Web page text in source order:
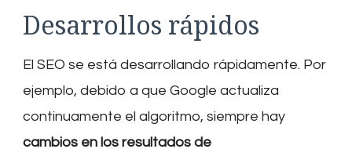
Desarrollos rápidos
El SEO se está desarrollando rápidamente. Por
ejemplo, debido a que Google actualiza
continuamente el algoritmo, siempre hay
cambios en los resultados de